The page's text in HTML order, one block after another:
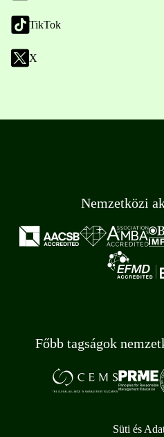
TikTok
X
Nemzetközi
Főbb tagságok
Süti és